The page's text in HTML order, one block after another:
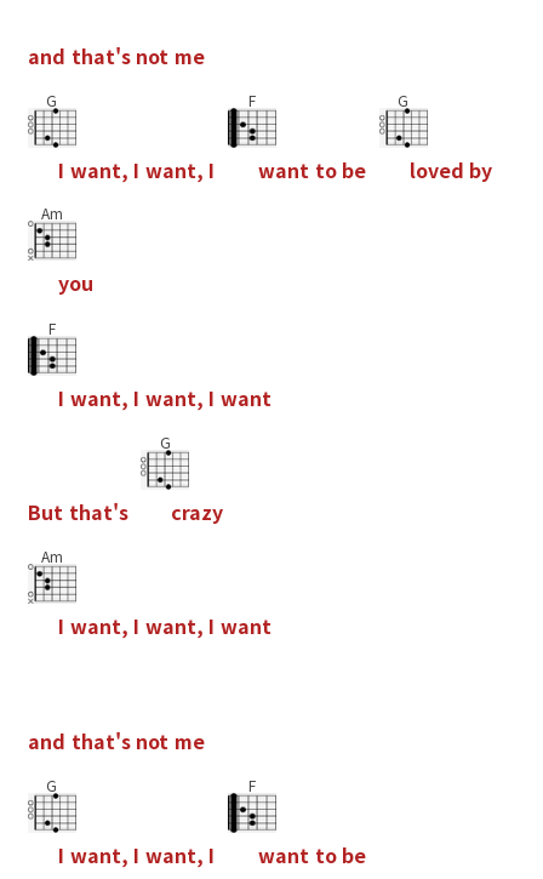
and that's not me
G
I want, I want, I
F
want to be
G
loved by
Am
you
F
I want, I want, I want
But that's
G
crazy
Am
I want, I want, I want
and that's not me
G
I want, I want, I
F
want to be